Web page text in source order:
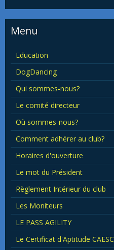
Menu
Education
DogDancing
Qui sommes-nous?
Le comité directeur
Où sommes-nous?
Comment adhérer au club?
Horaires d'ouverture
Le mot du Président
Règlement Intérieur du club
Les Moniteurs
LE PASS AGILITY
Le Certificat d'Aptitude CAESC